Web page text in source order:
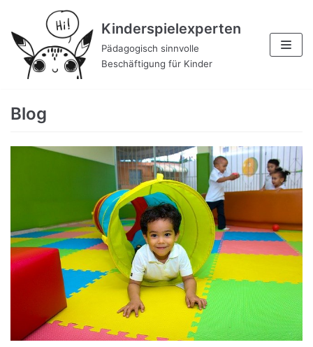
Inhalt
Kinderspielexperten
Pädagogisch sinnvolle
Beschäftigung für Kinder
Blog